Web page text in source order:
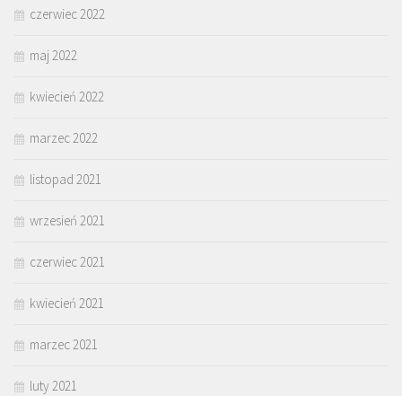
czerwiec 2022
maj 2022
kwiecień 2022
marzec 2022
listopad 2021
wrzesień 2021
czerwiec 2021
kwiecień 2021
marzec 2021
luty 2021